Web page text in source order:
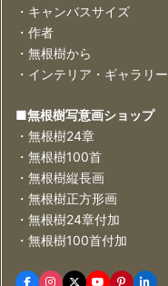
・キャンバスサイズ
・作者
・無根樹から
・インテリア・ギャラリー
■無根樹写意画ショップ
・無根樹24章
・無根樹100首
・無根樹縦長画
・無根樹正方形画
・無根樹24章付加
・無根樹100首付加